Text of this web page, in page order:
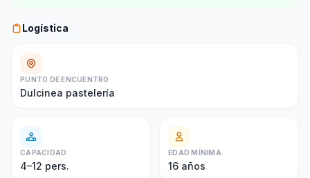
Logística
PUNTO DE ENCUENTRO
Dulcinea pastelería
CAPACIDAD
4–12 pers.
EDAD MÍNIMA
16 años